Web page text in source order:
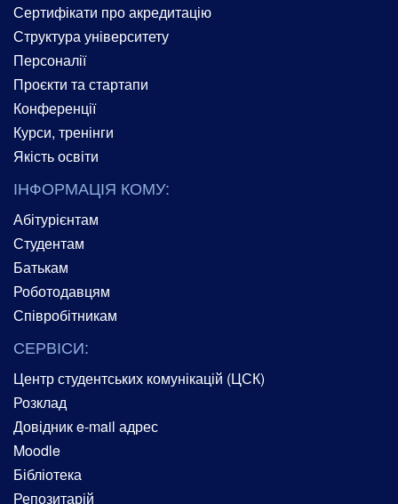
Сертифікати про акредитацію
Структура університету
Персоналії
Проєкти та стартапи
Конференції
Курси, тренінги
Якість освіти
ІНФОРМАЦІЯ КОМУ:
Абітурієнтам
Студентам
Батькам
Роботодавцям
Співробітникам
СЕРВІСИ:
Центр студентських комунікацій (ЦСК)
Розклад
Довідник e-mail адрес
Moodle
Бібліотека
Репозитарій